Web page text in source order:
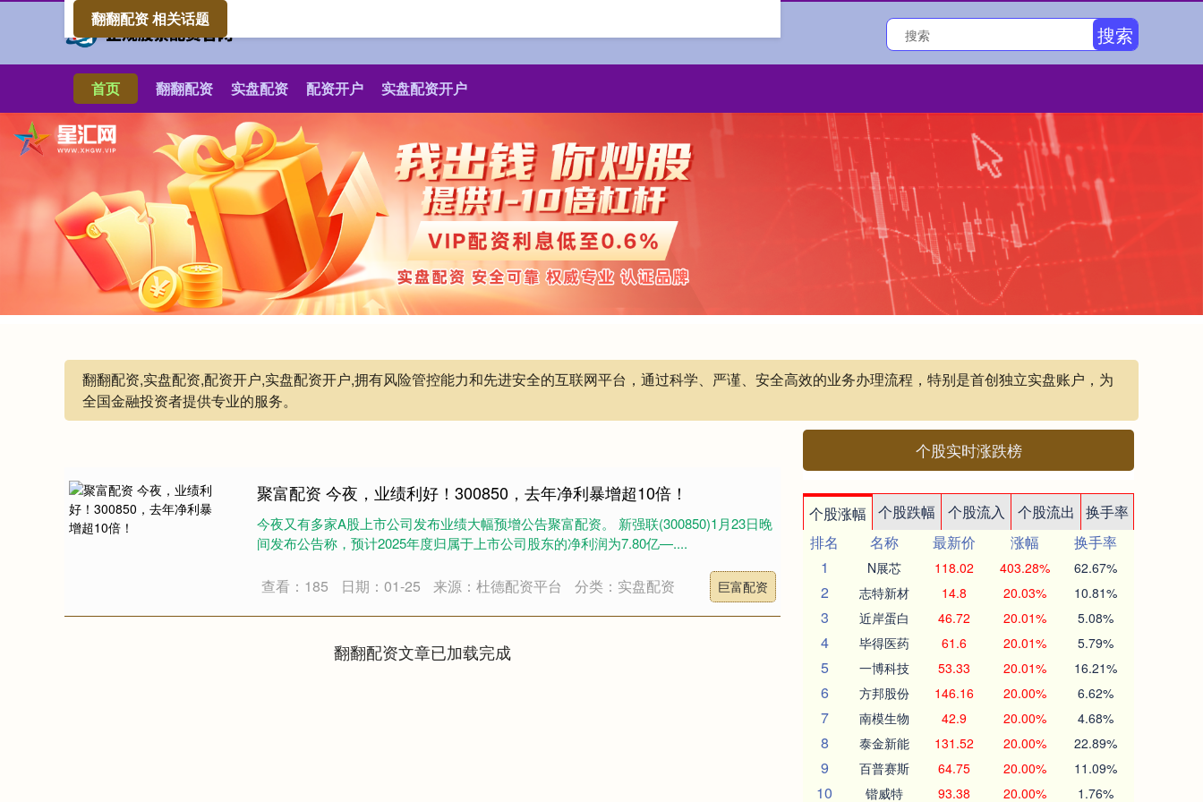
搜索
首页 翻翻配资 实盘配资 配资开户 实盘配资开户
翻翻配资,实盘配资,配资开户,实盘配资开户,拥有风险管控能力和先进安全的互联网平台，通过科学、严谨、安全高效的业务办理流程，特别是首创独立实盘账户，为
全国金融投资者提供专业的服务。
翻翻配资 相关话题
聚富配资 今夜，业绩利好！300850，去年净利暴增超10倍！
今夜又有多家A股上市公司发布业绩大幅预增公告聚富配资。 新强联(300850)1月23日晚
间发布公告称，预计2025年度归属于上市公司股东的净利润为7.80亿—....
查看：185 日期：01-25 来源：杜德配资平台 分类：实盘配资 巨富配资
翻翻配资文章已加载完成
个股实时涨跌榜
个股涨幅 个股跌幅 个股流入 个股流出
换手率
排名
名称 最新价 涨幅
换手率
1
N展芯 118.02 403.28% 62.67%
2 志特新材 14.8 20.03% 10.81%
3 近岸蛋白 46.72 20.01% 5.08%
4 毕得医药 61.6 20.01% 5.79%
5 一博科技 53.33 20.01% 16.21%
6 方邦股份 146.16 20.00% 6.62%
7 南模生物 42.9 20.00% 4.68%
8 泰金新能 131.52 20.00% 22.89%
9 百普赛斯 64.75 20.00% 11.09%
10 锴威特 93.38 20.00% 1.76%